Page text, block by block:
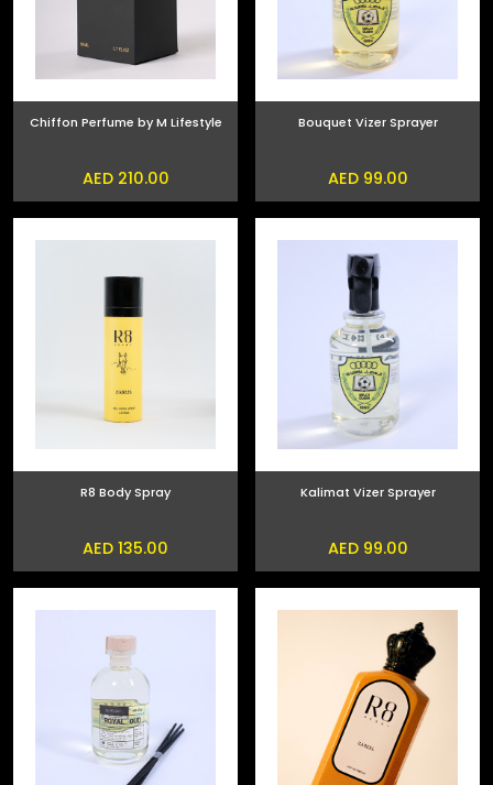
Bouquet Vizer Sprayer
AED 99.00
Chiffon Perfume by M Lifestyle
AED 210.00
Kalimat Vizer Sprayer
AED 99.00
R8 Body Spray
AED 135.00